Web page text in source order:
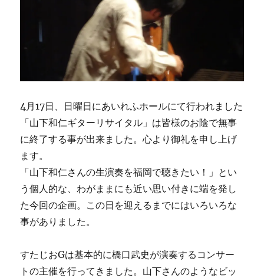
4月17日、日曜日にあいれふホールにて行われました
「山下和仁ギターリサイタル」は皆様のお陰で無事
に終了する事が出来ました。心より御礼を申し上げ
ます。
「山下和仁さんの生演奏を福岡で聴きたい！」とい
う個人的な、わがままにも近い思い付きに端を発し
た今回の企画。この日を迎えるまでにはいろいろな
事がありました。
すたじおGは基本的に橋口武史が演奏するコンサー
トの主催を行ってきました。山下さんのようなビッ